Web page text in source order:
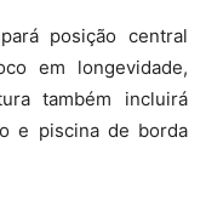
posição central
em longevidade,
também incluirá
e piscina de borda